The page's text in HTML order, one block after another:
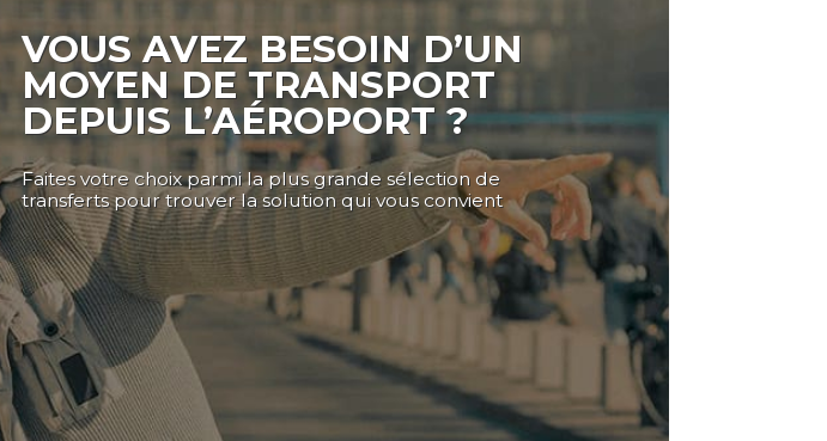
VOUS AVEZ BESOIN D’UN
MOYEN DE TRANSPORT
DEPUIS L’AÉROPORT ?
Faites votre choix parmi la plus grande sélection de
transferts pour trouver la solution qui vous convient